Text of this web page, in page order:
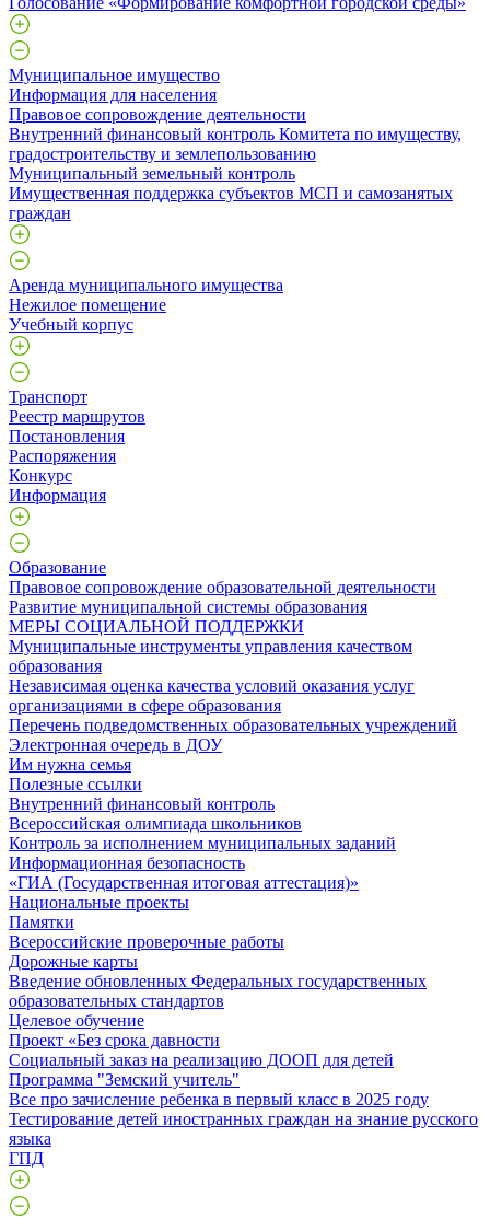
Муниципальное имущество
Информация для населения
Правовое сопровождение деятельности
Внутренний финансовый контроль Комитета по имуществу,
градостроительству и землепользованию
Муниципальный земельный контроль
Имущественная поддержка субъектов МСП и самозанятых
граждан
Аренда муниципального имущества
Нежилое помещение
Учебный корпус
Транспорт
Реестр маршрутов
Постановления
Распоряжения
Конкурс
Информация
Образование
Правовое сопровождение образовательной деятельности
Развитие муниципальной системы образования
МЕРЫ СОЦИАЛЬНОЙ ПОДДЕРЖКИ
Муниципальные инструменты управления качеством
образования
Независимая оценка качества условий оказания услуг
организациями в сфере образования
Перечень подведомственных образовательных учреждений
Электронная очередь в ДОУ
Им нужна семья
Полезные ссылки
Внутренний финансовый контроль
Всероссийская олимпиада школьников
Контроль за исполнением муниципальных заданий
Информационная безопасность
«ГИА (Государственная итоговая аттестация)»
Национальные проекты
Памятки
Всероссийские проверочные работы
Дорожные карты
Введение обновленных Федеральных государственных
образовательных стандартов
Целевое обучение
Проект «Без срока давности
Социальный заказ на реализацию ДООП для детей
Программа "Земский учитель"
Все про зачисление ребенка в первый класс в 2025 году
Тестирование детей иностранных граждан на знание русского
языка
ГПД